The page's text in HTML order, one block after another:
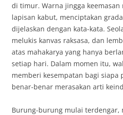
di timur. Warna jingga
lapisan kabut, menciptakan
dijelaskan dengan kata-kata.
melukis kanvas raksasa, dan
atas mahakarya yang hanya
setiap hari. Dalam momen itu,
memberi kesempatan bagi
benar-benar merasakan arti
Burung-burung mulai terdengar,